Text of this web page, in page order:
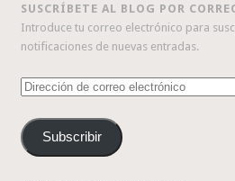
SUSCRÍBETE AL BLOG POR
Introduce tu correo electrónico para
notificaciones de nuevas entradas.
Dirección
correo
electrónico
Subscribir